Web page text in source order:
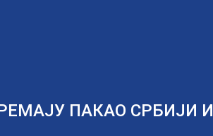
ПАКАО СРБИЈИ И